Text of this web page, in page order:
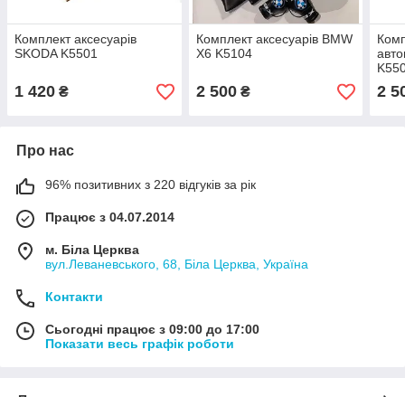
Комплект аксесуарів
SKODA K5501
1 420 ₴
Комплект аксесуарів BMW
X6 K5104
2 500₴ 2
Про нас
96% позитивних з 220 відгуків за рік
Працює з 04.07.2014
м. Біла Церква
вул.Леваневського, 68, Біла Церква, Україна
Контакти
Сьогодні працює з 09:00 до 17:00
Показати весь графік роботи